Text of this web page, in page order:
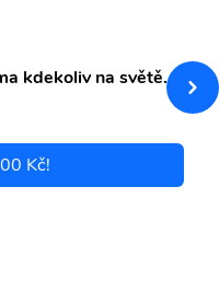
kdekoliv na světě.
Kč!